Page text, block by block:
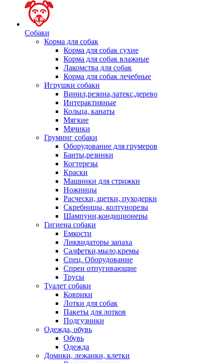
Собаки
Корма для собак
Корма для собак сухие
Корма для собак влажные
Лакомства для собак
Корма для собак лечебные
Игрушки собаки
Винил,резина,латекс,дерево
Интерактивные
Кольца, канаты
Мягкие
Мячики
Груминг собаки
Оборудование для грумеров
Банты,резинки
Когтерезы
Краски
Машинки для стрижки
Ножницы
Расчески, щетки, пуходерки
Скребницы, колтунорезы
Шампуни,кондиционеры
Гигиена собаки
Емкости
Ликвидаторы запаха
Салфетки,мыло,кремы
Спец. Оборудование
Спреи отпугивающие
Трусы
Туалет собаки
Коврики
Лотки для собак
Пакеты для лотков
Подгузники
Одежда, обувь
Обувь
Одежда
Домики, лежанки, клетки